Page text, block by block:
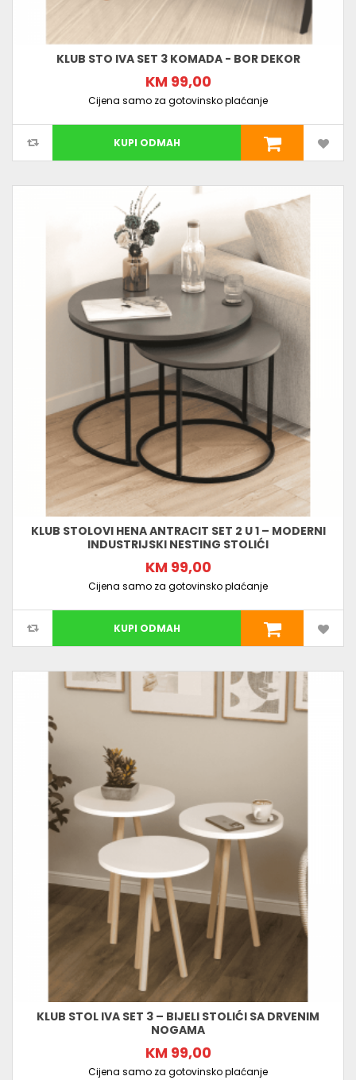
KLUB STO IVA SET 3 KOMADA - BOR DEKOR
KM 99,00
Cijena samo za gotovinsko plaćanje
KUPI ODMAH
KLUB STOLOVI HENA ANTRACIT SET 2 U 1 – MODERNI
INDUSTRIJSKI NESTING STOLIĆI
KM 99,00
Cijena samo za gotovinsko plaćanje
KUPI ODMAH
KLUB STOL IVA SET 3 – BIJELI STOLIĆI SA DRVENIM
NOGAMA
KM 99,00
Cijena samo za gotovinsko plaćanje